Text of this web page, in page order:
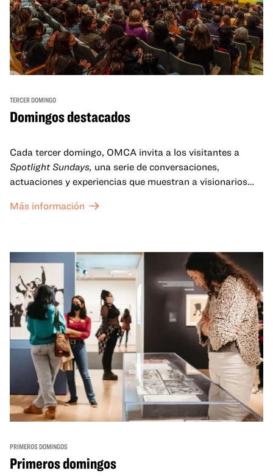
TERCER DOMINGO
Domingos destacados
Cada tercer domingo, OMCA invita a los visitantes a
Spotlight Sundays, una serie de conversaciones,
actuaciones y experiencias que muestran a visionarios
Más información
PRIMEROS DOMINGOS
Primeros domingos